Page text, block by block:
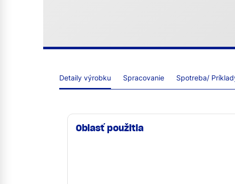
Detaily výrobku Spracovanie Spotreba/
Oblasť použitia